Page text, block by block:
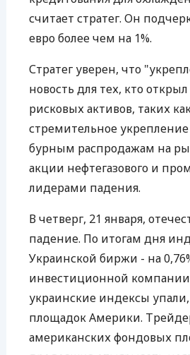
считает стратег. Он
евро более чем на 1%.
Стратег уверен, что
новость для тех, кто
рисковых активов, таких
стремительное
бурным распродажам на
акции нефтегазового и
лидерами падения.
В четверг, 21 января,
падение. По итогам дня
Украинской биржи - на
инвестиционной компании
украинские индексы
площадок Америки.
американских фондовых